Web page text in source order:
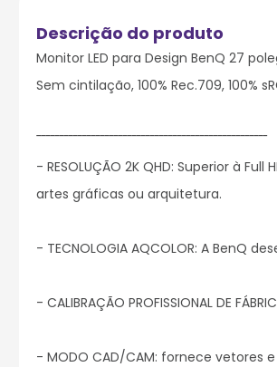
Monitor LED para Design BenQ 27
Sem cintilação, 100% Rec.709, 100%
¯¯¯¯¯¯¯¯¯¯¯¯¯¯¯¯¯¯¯¯¯¯¯¯¯¯¯¯¯¯¯¯¯¯¯¯¯¯¯¯¯¯¯¯¯¯¯¯¯¯¯
- RESOLUÇÃO 2K QHD: Superior à
artes gráficas ou arquitetura.
- TECNOLOGIA AQCOLOR: A BenQ
- CALIBRAÇÃO PROFISSIONAL DE
- MODO CAD/CAM: fornece vetores